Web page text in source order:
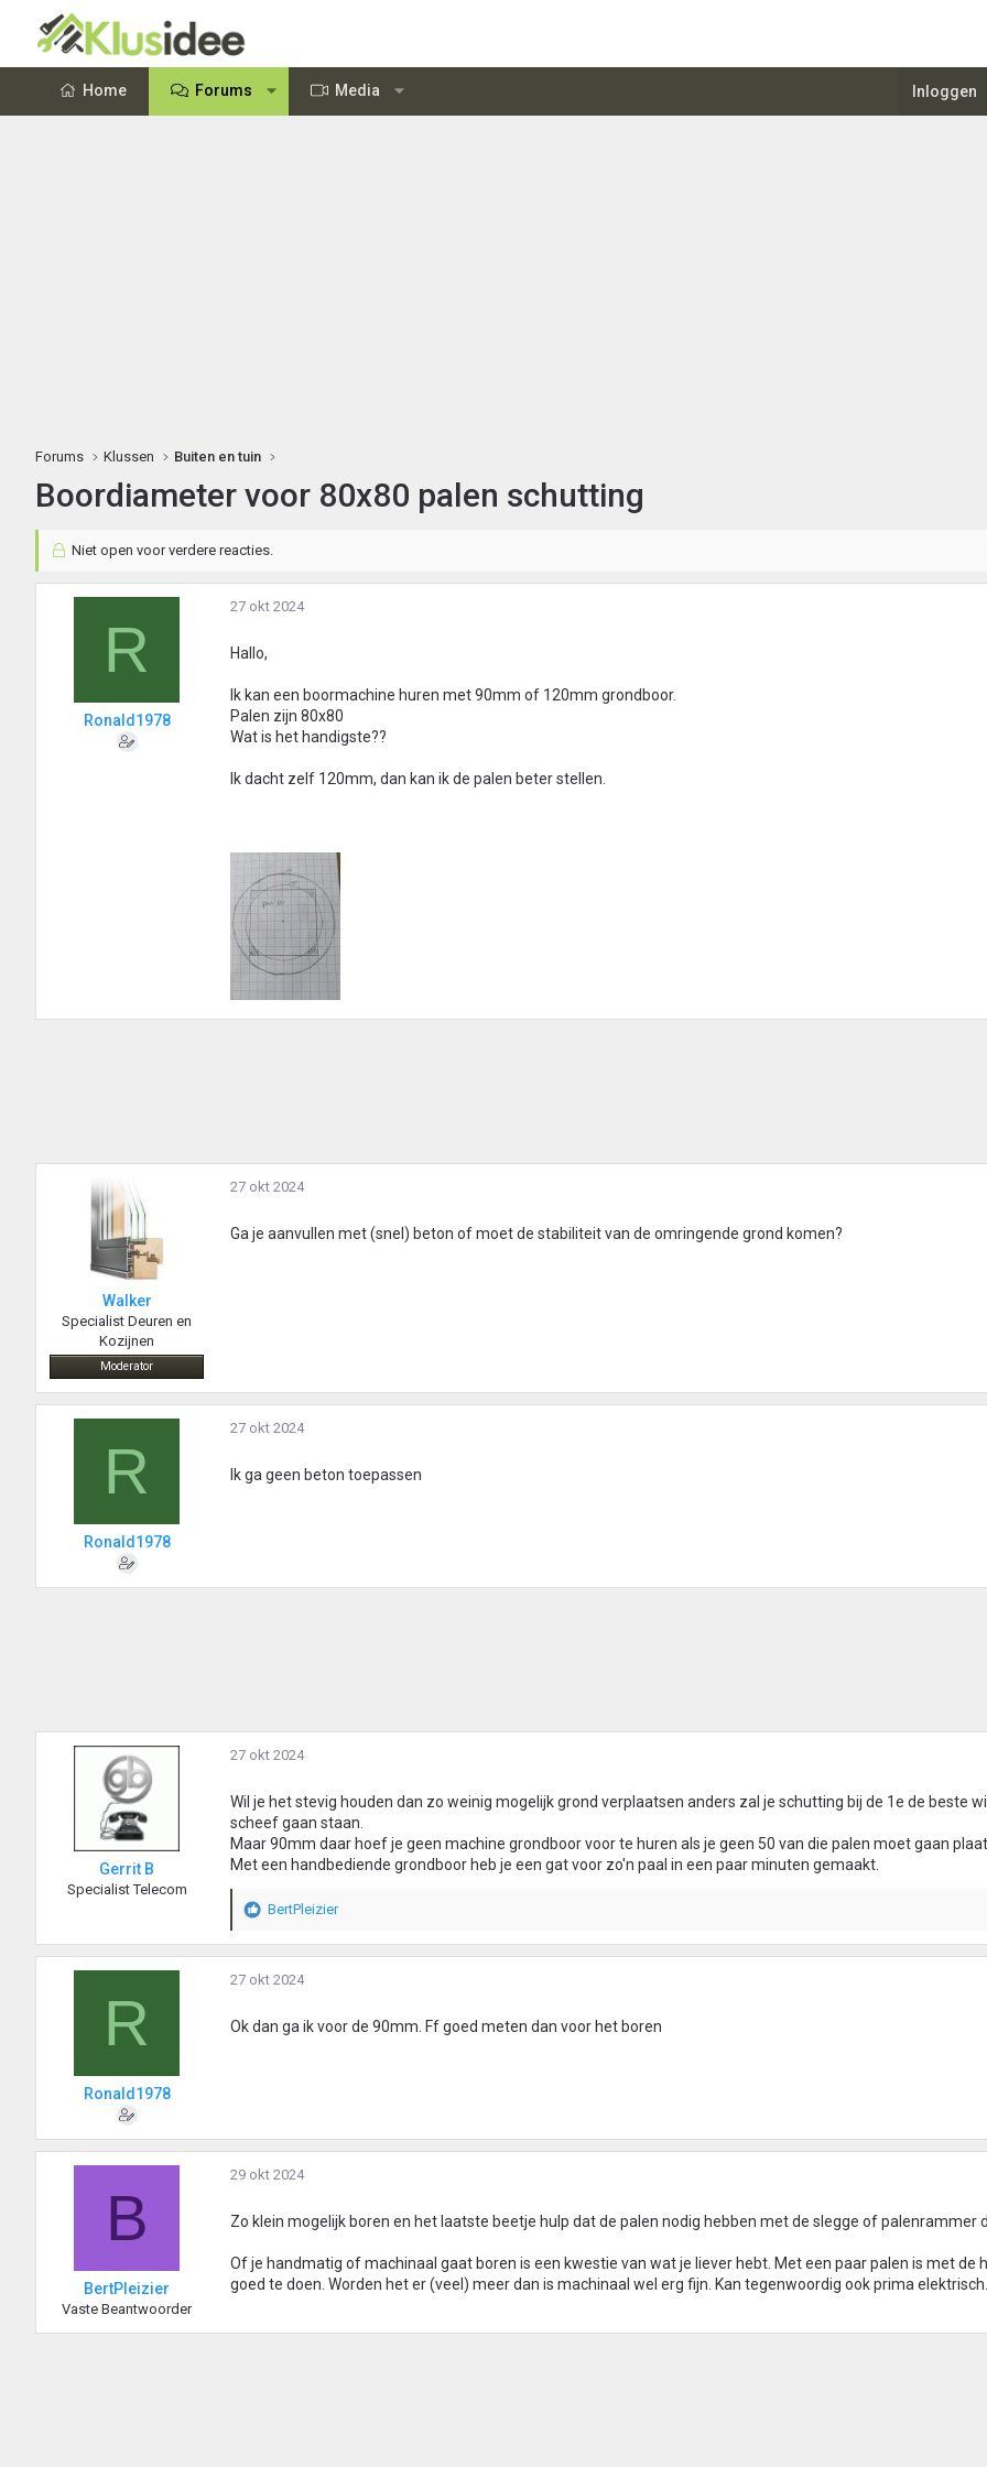
Home Forums Media Inloggen
Forums Klussen Buiten en tuin
Boordiameter voor 80x80 palen schutting
Niet open voor verdere reacties.
R
Ronald1978
27 okt 2024
Hallo,
Ik kan een boormachine huren met 90mm of 120mm grondboor.
Palen zijn 80x80
Wat is het handigste??
Ik dacht zelf 120mm, dan kan ik de palen beter stellen.
Walker
Specialist Deuren en
Kozijnen
Moderator
27 okt 2024
Ga je aanvullen met (snel) beton of moet de stabiliteit van de omringende grond komen?
R
Ronald1978
27 okt 2024
Ik ga geen beton toepassen
Gerrit B
Specialist Telecom
27 okt 2024
Wil je het stevig houden dan zo weinig mogelijk grond verplaatsen anders zal je schutting bij de 1e de beste
scheef gaan staan.
Maar 90mm daar hoef je geen machine grondboor voor te huren als je geen 50 van die palen moet gaan
Met een handbediende grondboor heb je een gat voor zo'n paal in een paar minuten gemaakt.
W
a
r
e
r
n
:
BertPleizier
R
Ronald1978
27 okt 2024
Ok dan ga ik voor de 90mm. Ff goed meten dan voor het boren
B
BertPleizier
Vaste Beantwoorder
29 okt 2024
Zo klein mogelijk boren en het laatste beetje hulp dat de palen nodig hebben met de slegge of palenrammer
Of je handmatig of machinaal gaat boren is een kwestie van wat je liever hebt. Met een paar palen is met de
goed te doen. Worden het er (veel) meer dan is machinaal wel erg fijn. Kan tegenwoordig ook prima elektrisch.